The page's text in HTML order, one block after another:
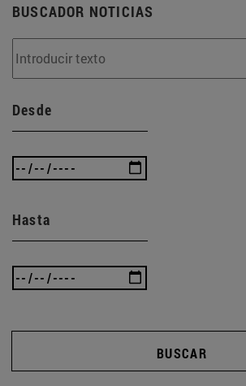
BUSCADOR NOTICIAS
Desde
Hasta
BUSCAR